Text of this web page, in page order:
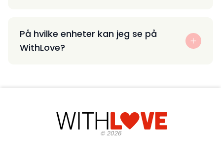
På hvilke enheter kan jeg se på
WithLove?
©2026